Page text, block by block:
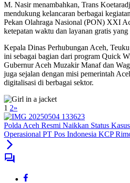
M. Nasir menambahkan, Trans
mendukung kelancaran berbagai
Pekan Olahraga Nasional (PON) XXI
ketepatan waktu dan layanan gratis
Kepala Dinas Perhubungan Aceh,
ini sebagai bagian dari program Quick
Gubernur Aceh Muzakir Manaf dan
juga sejalan dengan misi pemerintah
digitalisasi di berbagai sektor.
1 2»
Polda Aceh Resmi Naikkan Status
Operasional PT Pos Indonesia KCP